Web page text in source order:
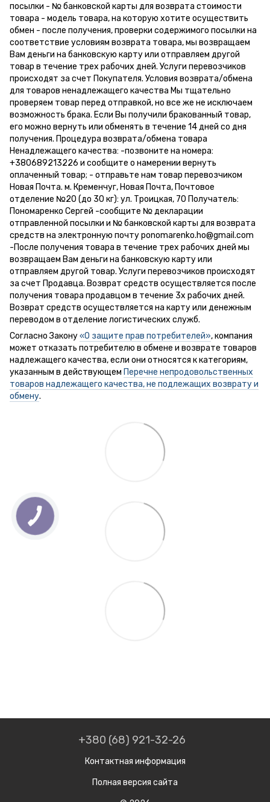
посылки - № банковской карты для возврата стоимости
товара - модель товара, на которую хотите осуществить
обмен - после получения, проверки содержимого посылки на
соответствие условиям возврата товара, мы возвращаем
Вам деньги на банковскую карту или отправляем другой
товар в течение трех рабочих дней. Услуги перевозчиков
происходят за счет Покупателя. Условия возврата/обмена
для товаров ненадлежащего качества Мы тщательно
проверяем товар перед отправкой, но все же не исключаем
возможность брака. Если Вы получили бракованный товар,
его можно вернуть или обменять в течение 14 дней со дня
получения. Процедура возврата/обмена товара
Ненадлежащего качества: -позвоните на номера:
+380689213226 и сообщите о намерении вернуть
оплаченный товар; - отправьте нам товар перевозчиком
Новая Почта. м. Кременчуг, Новая Почта, Почтовое
отделение №20 (до 30 кг): ул. Троицкая, 70 Получатель:
Пономаренко Сергей -сообщите № декларации
отправленной посылки и № банковской карты для возврата
средств на электронную почту ponomarenko.ho@gmail.com
-После получения товара в течение трех рабочих дней мы
возвращаем Вам деньги на банковскую карту или
отправляем другой товар. Услуги перевозчиков происходят
за счет Продавца. Возврат средств осуществляется после
получения товара продавцом в течение 3х рабочих дней.
Возврат средств осуществляется на карту или денежным
переводом в отделение логистических служб.
Согласно Закону«О защите прав потребителей», компания
может отказать потребителю в обмене и возврате товаров
надлежащего качества, если они относятся к категориям,
указанным в действующем Перечне непродовольственных
товаров надлежащего качества, не подлежащих возврату и
обмену.
+380 (68) 921-32-26
Контактная информация
Полная версия сайта